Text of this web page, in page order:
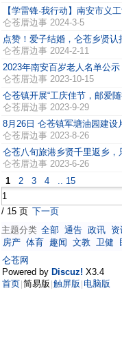
【学雷锋·我行动】南安市义
仑苍厝边事 2024-3-5
点赞！爱子结婚，仑苍乡贤
仑苍厝边事 2024-2-11
2023年南安百岁老人名单公
仑苍厝边事 2023-10-15
仑苍镇开展“工庆佳节，邮爱
仑苍厝边事 2023-9-29
8月26日 仑苍镇军塘油园建设
仑苍厝边事 2023-8-26
仑苍八旬旅港乡贤千里返乡，
仑苍厝边事 2023-6-26
1
2 3 4 .. 15
/ 15 页 下一页
主题分类 全部 通告 政讯 资
房产 体育 趣闻 文教 卫健
仑苍网
Powered by Discuz! X3.4
首页 简易版 触屏版 电脑版